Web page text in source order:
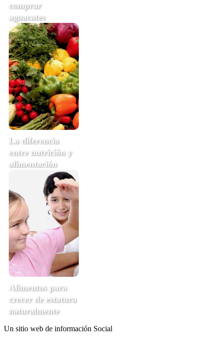
comprar
aguacates
La diferencia
entre nutrición y
alimentación
Alimentos para
crecer de estatura
naturalmente
Un sitio web de información Social